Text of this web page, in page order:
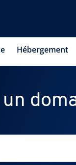
Hébergement